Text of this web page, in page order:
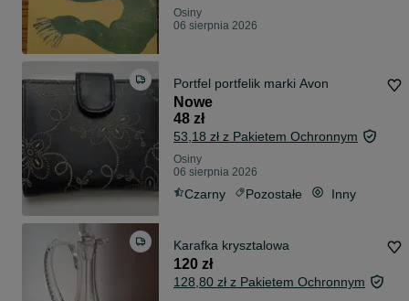
Osiny
06 sierpnia 2026
Portfel portfelik marki Avon
Nowe
48 zł
53,18 zł z Pakietem Ochronnym
Osiny
06 sierpnia 2026
Czarny Pozostałe Inny
Karafka krysztalowa
120 zł
128,80 zł z Pakietem Ochronnym